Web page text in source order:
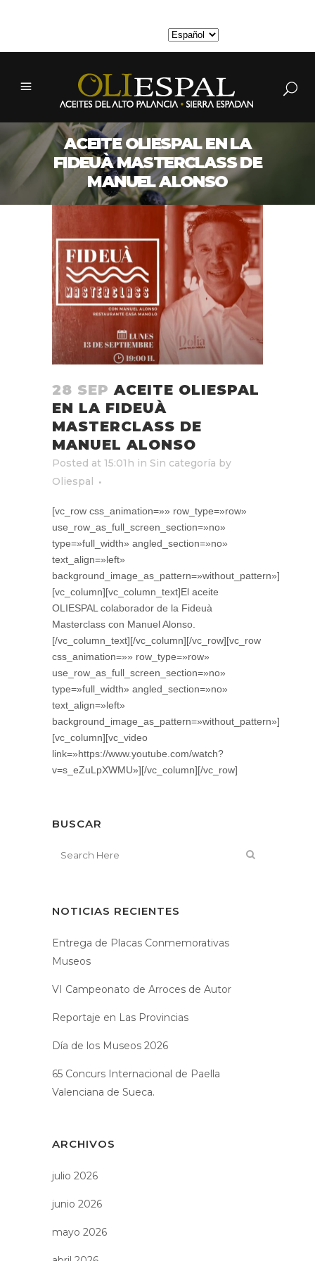
ACEITE OLIESPAL EN LA
FIDEUÀ MASTERCLASS DE
MANUEL ALONSO
28 SEP ACEITE OLIESPAL
EN LA FIDEUÀ
MASTERCLASS DE
MANUEL ALONSO
Posted at 15:01h in Sin categoría by
Oliespal
[vc_row css_animation=»» row_type=»row»
use_row_as_full_screen_section=»no»
type=»full_width» angled_section=»no»
text_align=»left»
background_image_as_pattern=»without_pattern»]
[vc_column][vc_column_text]El aceite
OLIESPAL colaborador de la Fideuà
Masterclass con Manuel Alonso.
[/vc_column_text][/vc_column][/vc_row][vc_row
css_animation=»» row_type=»row»
use_row_as_full_screen_section=»no»
type=»full_width» angled_section=»no»
text_align=»left»
background_image_as_pattern=»without_pattern»]
[vc_column][vc_video
link=»https://www.youtube.com/watch?
v=s_eZuLpXWMU»][/vc_column][/vc_row]
BUSCAR
NOTICIAS RECIENTES
Entrega de Placas Conmemorativas
Museos
VI Campeonato de Arroces de Autor
Reportaje en Las Provincias
Día de los Museos 2026
65 Concurs Internacional de Paella
Valenciana de Sueca.
ARCHIVOS
julio 2026
junio 2026
mayo 2026